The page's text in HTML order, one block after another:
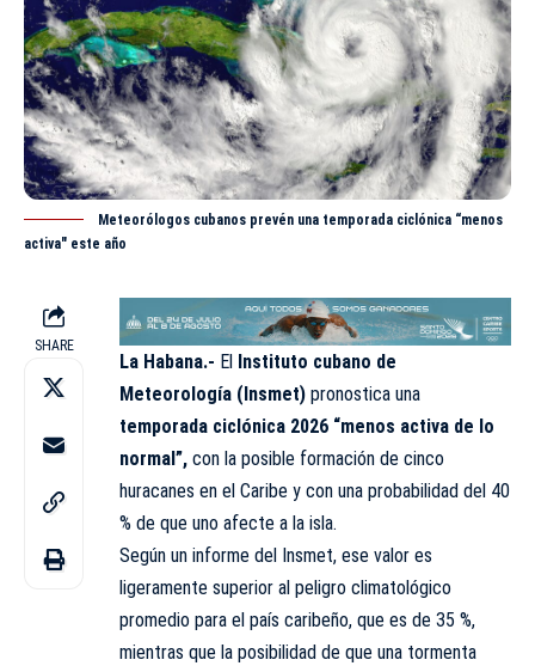
Meteorólogos cubanos prevén una temporada ciclónica “menos
activa" este año
SHARE
La Habana.- El Instituto cubano de
Meteorología (Insmet) pronostica una
temporada ciclónica 2026 “menos activa de lo
normal”, con la posible formación de cinco
huracanes en el Caribe y con una probabilidad del 40
% de que uno afecte a la isla.
Según un informe del Insmet, ese valor es
ligeramente superior al peligro climatológico
promedio para el país caribeño, que es de 35 %,
mientras que la posibilidad de que una tormenta